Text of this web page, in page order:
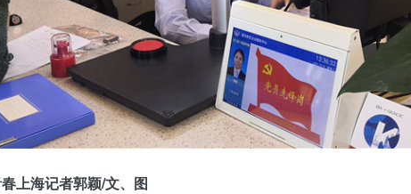
上海记者郭颖/文、图